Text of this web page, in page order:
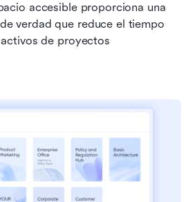
accesible proporciona una
verdad que reduce el tiempo
de proyectos